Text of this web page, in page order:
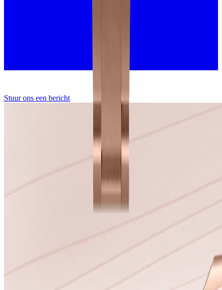
Stuur ons een bericht